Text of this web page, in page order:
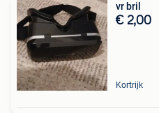
vr bril
€ 2,00
Kortrijk